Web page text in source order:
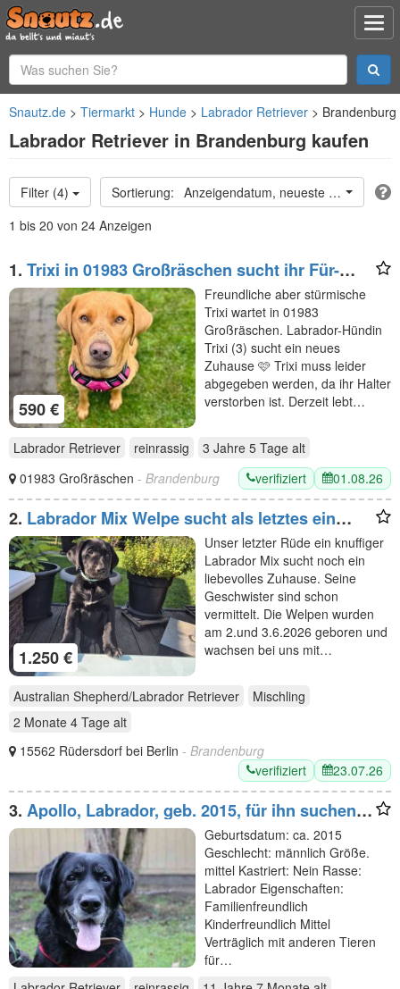
Snautz.de Tiermarkt Hunde Labrador Retriever Brandenburg
Labrador Retriever in Brandenburg kaufen
Filter (4)
Anzeigendatum, neueste oben
1 bis 20 von 24 Anzeigen
1. Trixi in 01983 Großräschen sucht ihr Für-
immer-Zuhause
590 €
Freundliche aber stürmische
Trixi wartet in 01983
Großräschen. Labrador-Hündin
Trixi (3) sucht ein neues
Zuhause 🩷 Trixi muss leider
abgegeben werden, da ihr Halter
verstorben ist. Derzeit lebt…
Labrador Retriever reinrassig 3 Jahre 5 Tage alt
01983 Großräschen - Brandenburg verifiziert 01.08.26
2. Labrador Mix Welpe sucht als letztes ein
Zuhause
1.250 €
Unser letzter Rüde ein knuffiger
Labrador Mix sucht noch ein
liebevolles Zuhause. Seine
Geschwister sind schon
vermittelt. Die Welpen wurden
am 2.und 3.6.2026 geboren und
wachsen bei uns mit…
Australian Shepherd/Labrador Retriever
Mischling
2 Monate 4 Tage alt
15562 Rüdersdorf bei Berlin - Brandenburg
verifiziert
23.07.26
3. Apollo, Labrador, geb. 2015, für ihn suchen
wir Menschen mit Herz, Geduld und einem
gemütlichen Lebe
Geburtsdatum: ca. 2015
Geschlecht: männlich Größe.
mittel Kastriert: Nein Rasse:
Labrador Eigenschaften:
Familienfreundlich
Kinderfreundlich Mittel
Verträglich mit anderen Tieren
für…